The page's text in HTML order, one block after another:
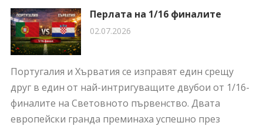
Перлата на 1/16 финалите
02.07.2026
Португалия и Хърватия се изправят един срещу
друг в един от най-интригуващите двубои от 1/16-
финалите на Световното първенство. Двата
европейски гранда преминаха успешно през